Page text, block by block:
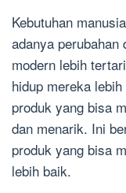
Kebutuhan
adanya
modern lebih
hidup mereka
produk yang bisa
dan menarik. Ini
produk yang bisa
lebih baik.